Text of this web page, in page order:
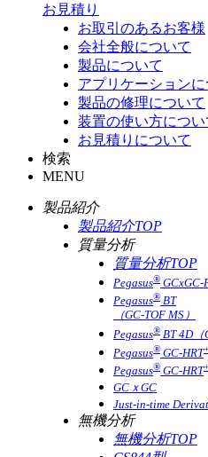
お見積り
お取引のあるお客様
会社全般について
製品について
アプリケーションに
製品の修理について
装置の使い方につい
お見積りについて
検索
MENU
製品紹介
製品紹介TOP
質量分析
質量分析TOP
Pegasus® GCxGC-
Pegasus® BT
（GC-TOF MS）
Pegasus® BT 4D（
Pegasus® GC-HRT
Pegasus® GC-HRT
GCｘGC
Just-in-time
無機分析
無機分析TOP